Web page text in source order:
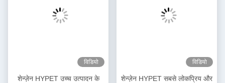
विडियो
शेन्ज़ेन HYPET उच्च उत्पादन के
विडियो
शेन्ज़ेन HYPET सबसे लोकप्रिय और